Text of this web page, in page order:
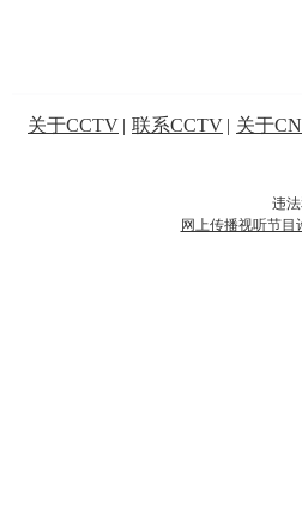
关于CCTV | 联系CCTV | 关于
违
网上传播视听节目